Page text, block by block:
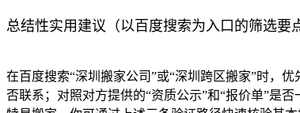
总结性实用建议（以百度搜索为入口的筛选要
在百度搜索“深圳搬家公司”或“深圳跨区搬家”时，
否联系；对照对方提供的“资质公示”和“报价单”是